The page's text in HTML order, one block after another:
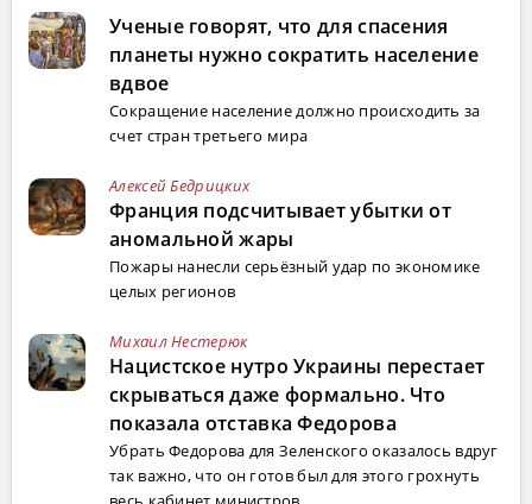
Ученые говорят, что для спасения
планеты нужно сократить население
вдвое
Сокращение население должно происходить за
счет стран третьего мира
Алексей Бедрицких
Франция подсчитывает убытки от
аномальной жары
Пожары нанесли серьёзный удар по экономике
целых регионов
Михаил Нестерюк
Нацистское нутро Украины перестает
скрываться даже формально. Что
показала отставка Федорова
Убрать Федорова для Зеленского оказалось вдруг
так важно, что он готов был для этого грохнуть